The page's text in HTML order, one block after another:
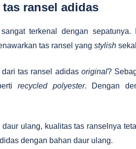
ransel adidas
terkenal dengan
tas ransel yang stylish
tas ransel adidas original?
recycled polyester. Dengan
ulang, kualitas tas ranselnya
dengan bahan daur ulang.